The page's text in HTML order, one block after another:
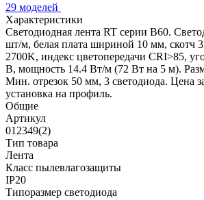
29 моделей
Характеристики
Светодиодная лента RT серии B60.
шт/м, белая плата шириной 10 мм,
2700K, индекс цветопередачи CRI>85,
В, мощность 14.4 Вт/м (72 Вт на 5 м).
Мин. отрезок 50 мм, 3 светодиода. Цена
установка на профиль.
Общие
Артикул
012349(2)
Тип товара
Лента
Класс пылевлагозащиты
IP20
Типоразмер светодиода